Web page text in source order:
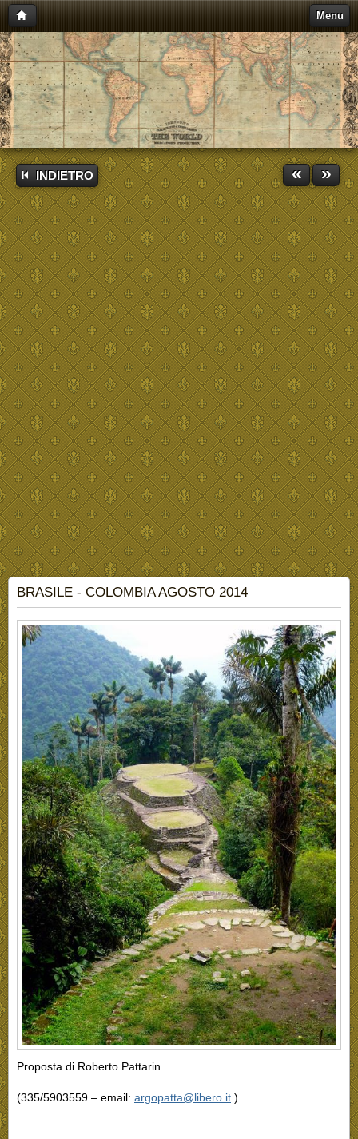
Menu
INDIETRO « »
BRASILE - COLOMBIA AGOSTO 2014
Proposta di Roberto Pattarin
(335/5903559 – email: argopatta@libero.it )